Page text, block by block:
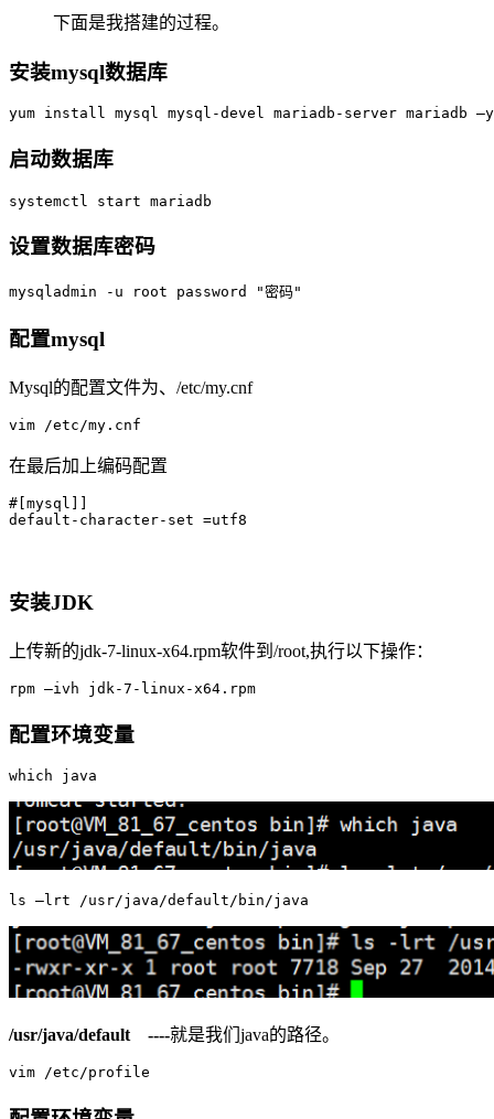
下面是我搭建的过程。
安装mysql数据库
yum install mysql mysql-devel mariadb-server mariadb –y
启动数据库
systemctl start mariadb
设置数据库密码
mysqladmin -u root password "密码"
配置mysql
Mysql的配置文件为、/etc/my.cnf
vim /etc/my.cnf
在最后加上编码配置
#[mysql]]
default-character-set =utf8
安装JDK
上传新的jdk-7-linux-x64.rpm软件到/root,执行以下操作：
rpm –ivh jdk-7-linux-x64.rpm
配置环境变量
which java
ls –lrt /usr/java/default/bin/java
/usr/java/default ----就是我们java的路径。